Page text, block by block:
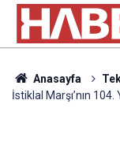
Anasayfa
İstiklal Marşı’nın